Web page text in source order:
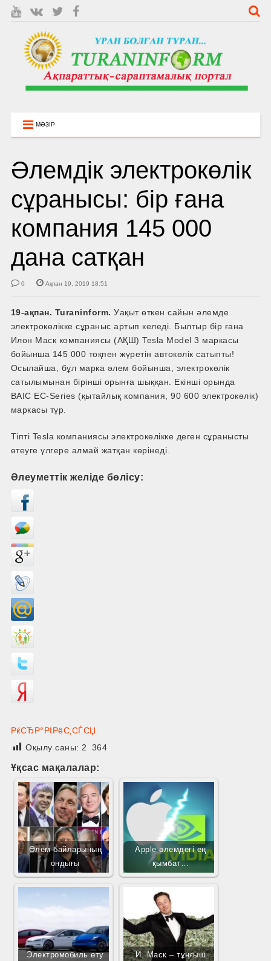
МӘЗІР
Әлемдік электрокөлік
сұранысы: бір ғана
компания 145 000
дана сатқан
0 Ақпан 19, 2019 18:51
19-ақпан. Turaninform.Уақыт өткен сайын әлемде
электрокөлікке сұраныс артып келеді. Былтыр бір ғана
Илон Маск компаниясы (АҚШ) Tesla Model 3 маркасы
бойынша 145 000 тоқпен жүретін автокөлік сатыпты!
Осылайша, бұл марка әлем бойынша, электрокөлік
сатылымынан бірінші орынға шыққан. Екінші орында
BAIC EC-Series (қытайлық компания, 90 600 электрокөлік)
маркасы тұр.
Тіпті Tesla компаниясы электрокөлікке деген сұранысты
өтеуге үлгере алмай жатқан көрінеді.
Әлеуметтік желіде бөлісу:
РќСЂР°РІРёС‚СЃСЏ
Оқылу саны: 2 364
Ұқсас мақалалар:
Әлем байларының
ондығы
Apple әлемдегі ең
қымбат…
Электромобиль өту
И. Маск – тұңғыш